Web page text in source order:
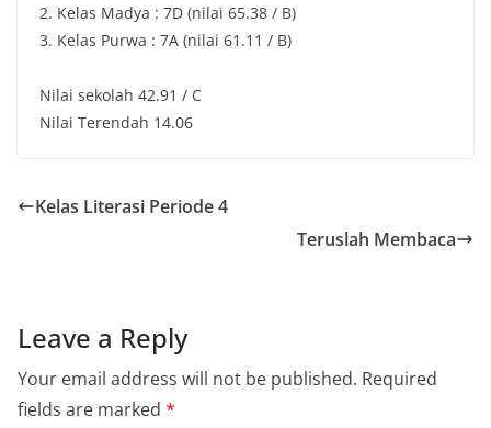
2. Kelas Madya : 7D (nilai 65.38 / B)
3. Kelas Purwa : 7A (nilai 61.11 / B)
Nilai sekolah 42.91 / C
Nilai Terendah 14.06
Kelas Literasi Periode 4
Teruslah Membaca
Leave a Reply
Your email address will not be published. Required
fields are marked *